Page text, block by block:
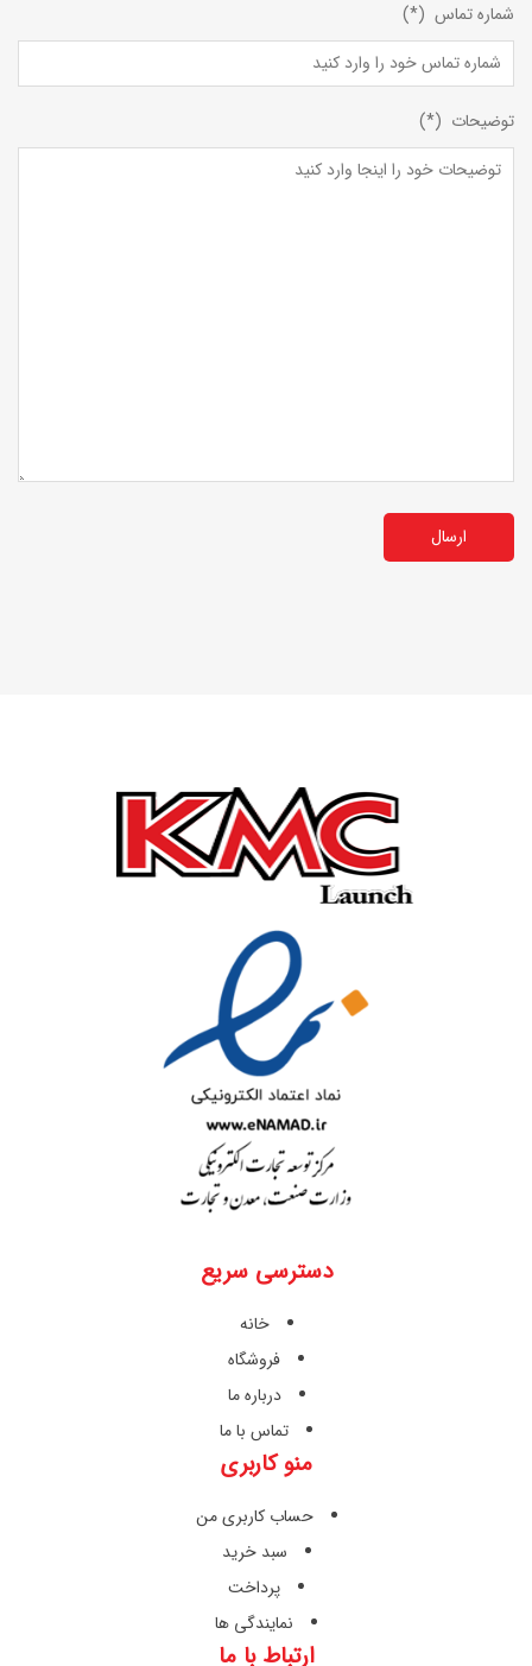
شماره تماس (*)
توضیحات (*)
دسترسی سریع
خانه
فروشگاه
درباره ما
تماس با ما
منو کاربری
حساب کاربری من
سبد خرید
پرداخت
نمایندگی ها
ارتباط با ما